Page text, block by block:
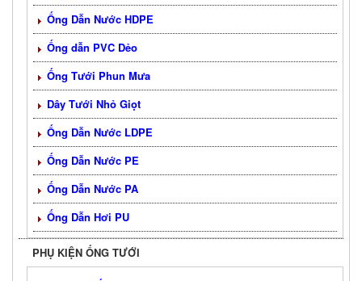
Ống Dẫn Nước HDPE
Ống dẫn PVC Dẻo
Ống Tưới Phun Mưa
Dây Tưới Nhỏ Giọt
Ống Dẫn Nước LDPE
Ống Dẫn Nước PE
Ống Dẫn Nước PA
Ống Dẫn Hơi PU
PHỤ KIỆN ỐNG TƯỚI